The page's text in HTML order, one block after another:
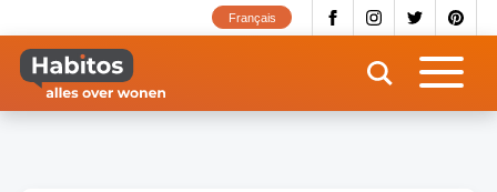
naar
inhoud
gaan
Français